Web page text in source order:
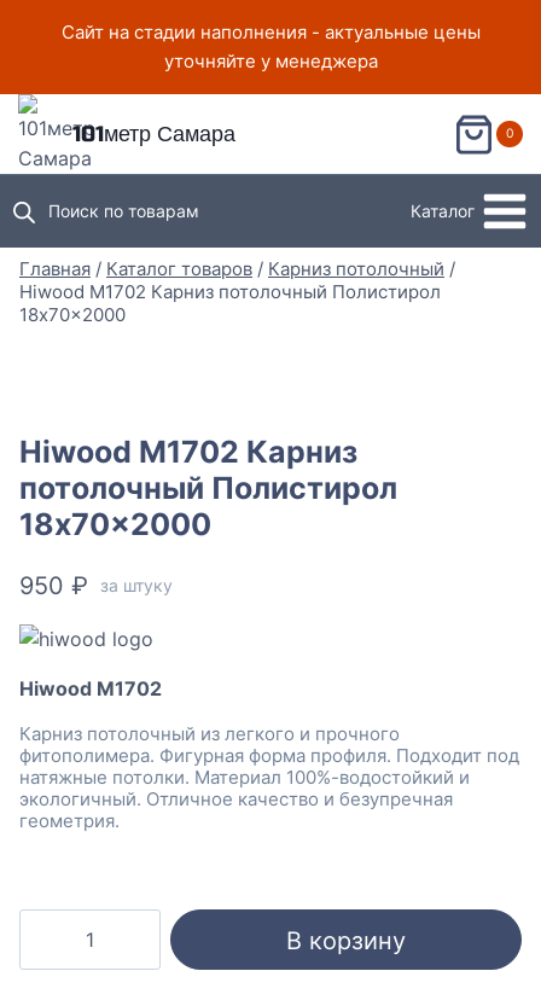
Сайт на стадии наполнения - актуальные цены
уточняйте у менеджера
101метр Самара 0
Поиск по товарам Каталог
Главная / Каталог товаров / Карниз потолочный /
Hiwood M1702 Карниз потолочный Полистирол
18x70x2000
Hiwood M1702 Карниз
потолочный Полистирол
18x70x2000
950 ₽ за штуку
Hiwood M1702
Карниз потолочный из легкого и прочного
фитополимера. Фигурная форма профиля. Подходит под
натяжные потолки. Материал 100%-водостойкий и
экологичный. Отличное качество и безупречная
геометрия.
В корзину